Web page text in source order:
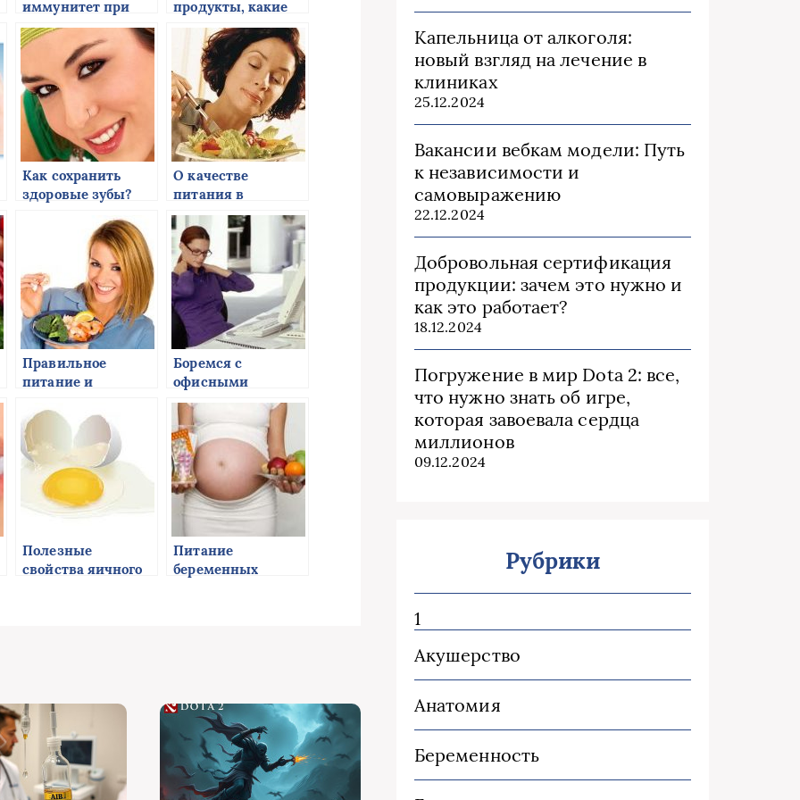
иммунитет при
помощи продуктов
питания
продукты, какие
они
Как сохранить
здоровые зубы?
О качестве
питания в
современном мире
Правильное
питание и
Боремся с
офисными
недугами
Полезные
свойства яичного
Питание
беременных
Капельница от алкоголя:
новый взгляд на лечение в
клиниках
25.12.2024
Вакансии вебкам модели: Путь
к независимости и
самовыражению
22.12.2024
Добровольная сертификация
продукции: зачем это нужно и
как это работает?
18.12.2024
Погружение в мир Dota 2: все,
что нужно знать об игре,
которая завоевала сердца
миллионов
09.12.2024
Рубрики
1
Акушерство
Анатомия
Беременность